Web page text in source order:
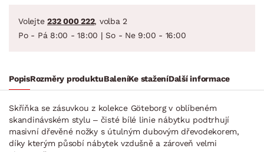
Volejte 232 000 222, volba 2
Po - Pá 8:00 - 18:00 | So - Ne 9:00 - 16:00
PopisRozměry produktuBaleníKe staženíDalší informace
Skříňka se zásuvkou z kolekce Göteborg v oblíbeném
skandinávském stylu – čisté bílé linie nábytku podtrhují
masivní dřevěné nožky s útulným dubovým dřevodekorem,
díky kterým působí nábytek vzdušně a zároveň velmi